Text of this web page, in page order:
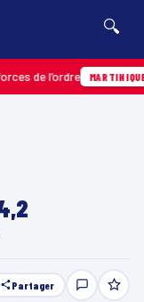
🔍
l’ordre MARTINIQUE
Partager